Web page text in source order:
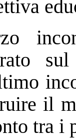
il
tra i